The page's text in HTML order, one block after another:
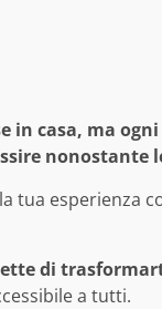
in casa, ma
nonostante
tua esperienza
di
a tutti.